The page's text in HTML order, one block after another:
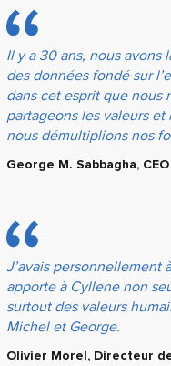
Il y a 30 ans, nous
des données fondé sur
dans cet esprit que nous
partageons les valeurs
nous démultiplions nos
George M. Sabbagha,
J’avais personnellement
apporte à Cyllene non
surtout des valeurs
Michel et George.
Olivier Morel, Directeur